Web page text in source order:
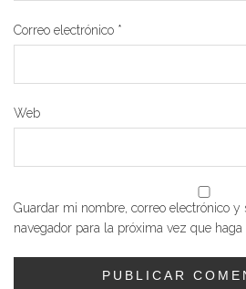
Correo electrónico *
Web
Guardar mi nombre, correo electrónico y
navegador para la próxima vez que haga